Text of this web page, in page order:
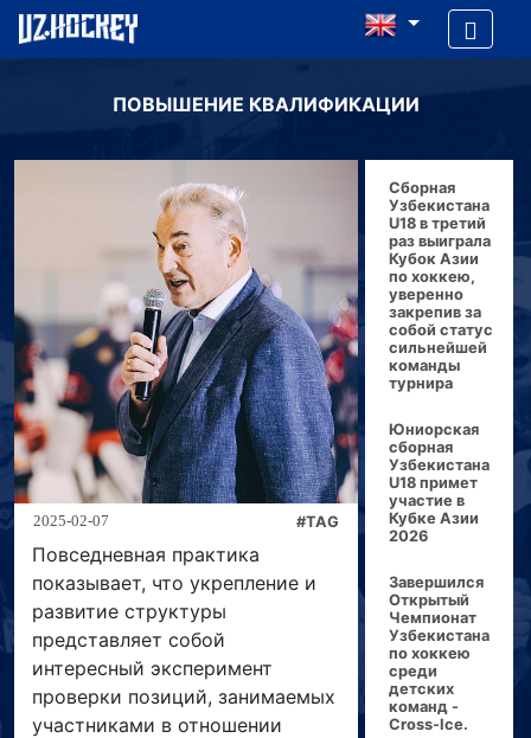
ПОВЫШЕНИЕ КВАЛИФИКАЦИИ
2025-02-07 #TAG
Повседневная практика
показывает, что укрепление и
развитие структуры
представляет собой
интересный эксперимент
проверки позиций, занимаемых
участниками в отношении
Сборная
Узбекистана
U18 в третий
раз выиграла
Кубок Азии
по хоккею,
уверенно
закрепив за
собой статус
сильнейшей
команды
турнира
Юниорская
сборная
Узбекистана
U18 примет
участие в
Кубке Азии
2026
Завершился
Открытый
Чемпионат
Узбекистана
по хоккею
среди
детских
команд -
Cross-Ice.